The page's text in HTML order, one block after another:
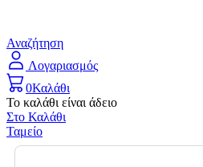
Αναζήτηση
Λογαριασμός
0Καλάθι
Το καλάθι είναι άδειο
Στο Καλάθι
Ταμείο